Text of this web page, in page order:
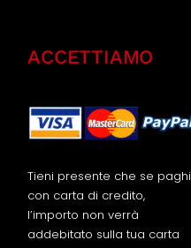
ACCETTIAMO
Tieni presente che se paghi
con carta di credito,
l’importo non verrà
addebitato sulla tua carta